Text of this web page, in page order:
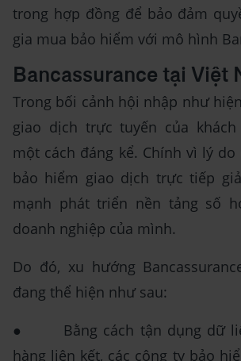
trong hợp đồng để bảo đảm
gia mua bảo hiểm với mô hình
Bancassurance tại Việt
Trong bối cảnh hội nhập như
giao dịch trực tuyến của
một cách đáng kể. Chính vì lý
bảo hiểm giao dịch trực tiếp
mạnh phát triển nền tảng số
doanh nghiệp của mình.
Do đó, xu hướng
đang thể hiện như sau:
● Bằng cách tận dụng dữ
hàng liên kết, các công ty bảo